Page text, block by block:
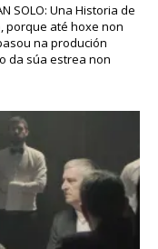
SOLO: Una Historia de
porque até hoxe non
na produción
da súa estrea non